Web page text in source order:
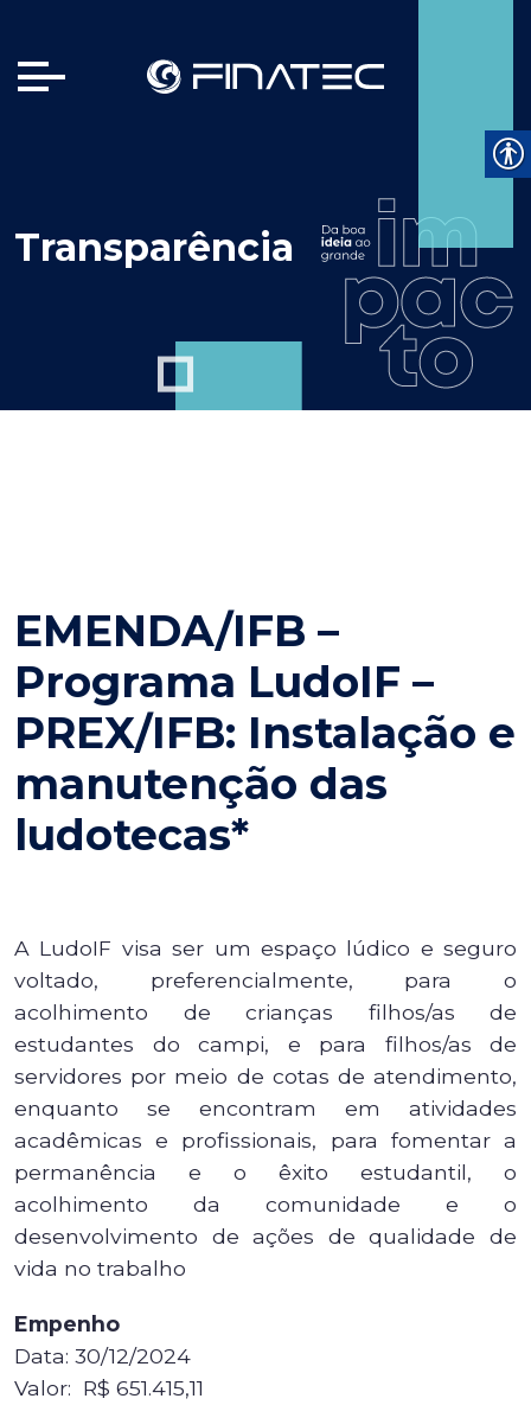
Transparência
EMENDA/IFB –
Programa LudoIF –
PREX/IFB: Instalação e
manutenção das
ludotecas*
A LudoIF visa ser um espaço lúdico e seguro
voltado, preferencialmente, para o
acolhimento de crianças filhos/as de
estudantes do campi, e para filhos/as de
servidores por meio de cotas de atendimento,
enquanto se encontram em atividades
acadêmicas e profissionais, para fomentar a
permanência e o êxito estudantil, o
acolhimento da comunidade e o
desenvolvimento de ações de qualidade de
vida no trabalho
Empenho
Data: 30/12/2024
Valor: R$ 651.415,11